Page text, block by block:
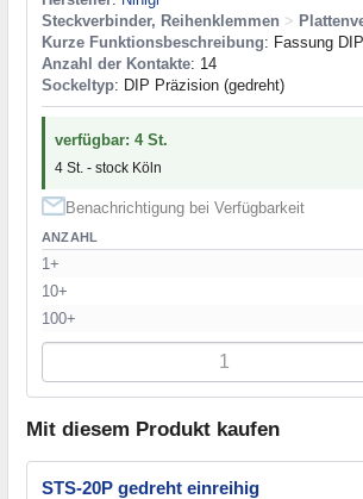
Steckverbinder, Reihenklemmen >
Kurze Funktionsbeschreibung: Fassung
Anzahl der Kontakte: 14
Sockeltyp: DIP Präzision (gedreht)
verfügbar: 4 St.
4 St. - stock Köln
Benachrichtigung bei Verfügbarkeit
ANZAHL
1+
10+
100+
Mit diesem Produkt kaufen
STS-20P gedreht einreihig